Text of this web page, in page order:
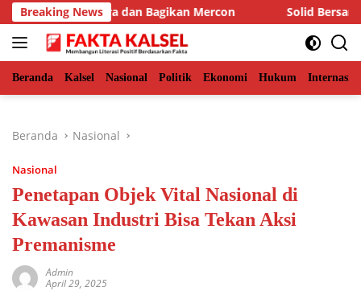
Langsung
ke
konten
Breaking News
Kamera dan Bagikan Mercon Solid Bersama
Beranda Kalsel Nasional Politik Ekonomi Hukum
Beranda Nasional
Nasional
Penetapan Objek Vital Nasional di
Kawasan Industri Bisa Tekan Aksi
Premanisme
Admin
April 29, 2025